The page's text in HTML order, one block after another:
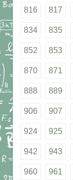
816 817
834 835
852 853
870 871
888 889
906 907
924 925
942 943
960 961